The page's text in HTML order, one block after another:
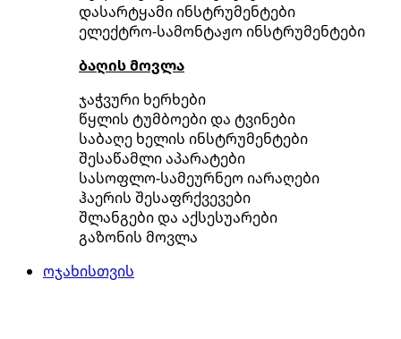
დასარტყამი ინსტრუმენტები
ელექტრო-სამონტაჟო ინსტრუმენტები
ბაღის მოვლა
ჯაჭვური ხერხები
წყლის ტუმბოები და ტვინები
საბაღე ხელის ინსტრუმენტები
შესაწამლი აპარატები
სასოფლო-სამეურნეო იარაღები
ჰაერის შესაფრქვევები
შლანგები და აქსესუარები
გაზონის მოვლა
ოჯახისთვის